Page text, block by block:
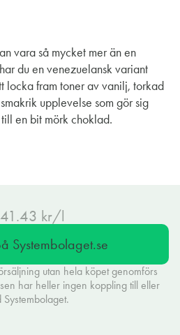
vara så mycket mer än en
du en venezuelansk variant
locka fram toner av vanilj, torkad
upplevelse som gör sig
en bit mörk choklad.
kr/l
Systembolaget.se
utan hela köpet genomförs
har heller ingen koppling till eller